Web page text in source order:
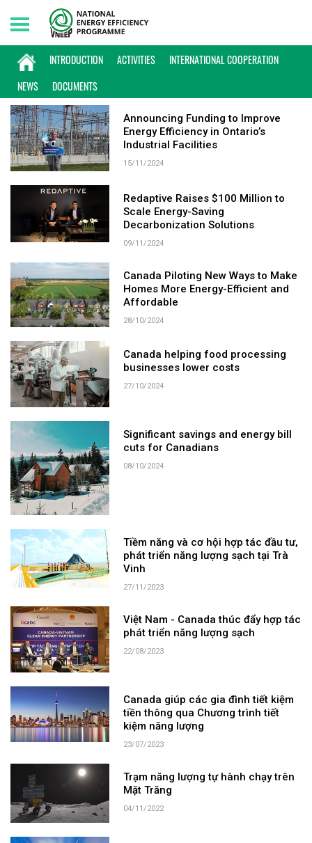
INTRODUCTION ACTIVITIES
INTERNATIONAL COOPERATION
NEWS
DOCUMENTS
Tuesday, 11/08/2026 | 02:47 GMT+7
KEYWORD: CANADA
Announcing Funding to Improve
Energy Efficiency in Ontario’s
Industrial Facilities
15/11/2024
Redaptive Raises $100 Million to
Scale Energy-Saving
Decarbonization Solutions
09/11/2024
Canada Piloting New Ways to Make
Homes More Energy-Efficient and
Affordable
28/10/2024
Canada helping food processing
businesses lower costs
27/10/2024
Significant savings and energy bill
cuts for Canadians
08/10/2024
Tiềm năng và cơ hội hợp tác đầu tư,
phát triển năng lượng sạch tại Trà
Vinh
27/11/2023
Việt Nam - Canada thúc đẩy hợp tác
phát triển năng lượng sạch
22/08/2023
Canada giúp các gia đình tiết kiệm
tiền thông qua Chương trình tiết
kiệm năng lượng
23/07/2023
Trạm năng lượng tự hành chạy trên
Mặt Trăng
04/11/2022